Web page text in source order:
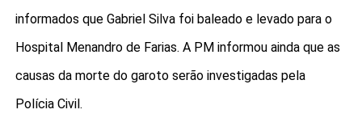
informados que Gabriel Silva foi baleado e levado para o
Hospital Menandro de Farias. A PM informou ainda que as
causas da morte do garoto serão investigadas pela
Polícia Civil.